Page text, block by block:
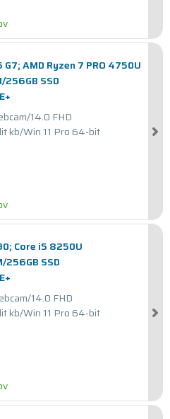
AMD Ryzen 7 PRO 4750U
256GB SSD
14.0 FHD
kb/Win 11 Pro 64-bit
Core i5 8250U
256GB SSD
14.0 FHD
kb/Win 11 Pro 64-bit